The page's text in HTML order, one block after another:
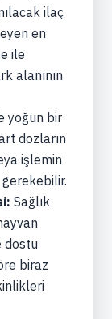
ilaç
en
ile
alanının
yoğun bir
dozların
işlemin
Sağlık
dostu
biraz